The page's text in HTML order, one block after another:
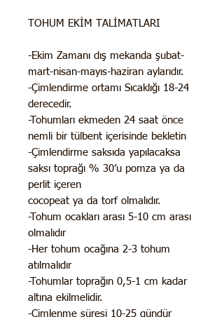
TOHUM EKİM TALİMATLARI
-Ekim Zamanı dış mekanda şubat-
mart-nisan-mayıs-haziran aylarıdır.
-Çimlendirme ortamı Sıcaklığı 18-24
derecedir.
-Tohumları ekmeden 24 saat önce
nemli bir tülbent içerisinde bekletin
-Çimlendirme saksıda yapılacaksa
saksı toprağı % 30’u pomza ya da
perlit içeren
cocopeat ya da torf olmalıdır.
-Tohum ocakları arası 5-10 cm arası
olmalıdır
-Her tohum ocağına 2-3 tohum
atılmalıdır
-Tohumlar toprağın 0,5-1 cm kadar
altına ekilmelidir.
-Çimlenme süresi 10-25 gündür